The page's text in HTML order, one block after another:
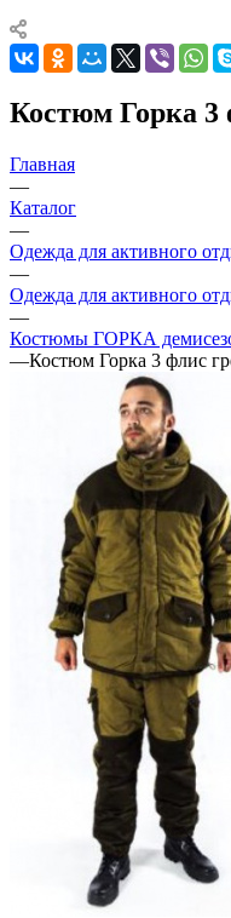
Костюм Горка 3
Главная
—
Каталог
—
Одежда для активного
—
Одежда для активного
—
Костюмы ГОРКА
—Костюм Горка 3 флис